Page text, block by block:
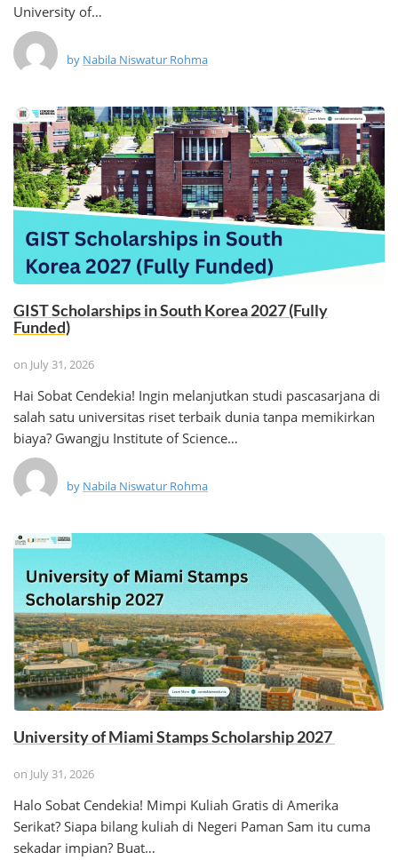
University of…
by Nabila Niswatur Rohma
GIST Scholarships in South Korea 2027 (Fully
Funded)
on July 31, 2026
Hai Sobat Cendekia! Ingin melanjutkan studi pascasarjana di
salah satu universitas riset terbaik dunia tanpa memikirkan
biaya? Gwangju Institute of Science…
by Nabila Niswatur Rohma
University of Miami Stamps Scholarship 2027
on July 31, 2026
Halo Sobat Cendekia! Mimpi Kuliah Gratis di Amerika
Serikat? Siapa bilang kuliah di Negeri Paman Sam itu cuma
sekadar impian? Buat…